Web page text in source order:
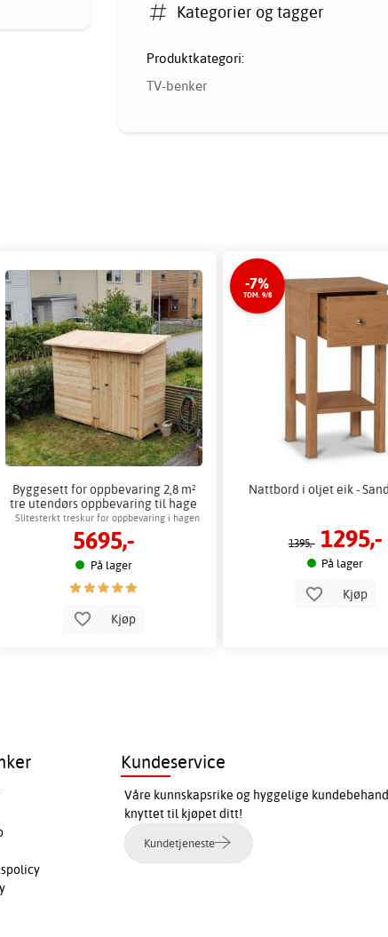
Kategorier og tagger
Produktkategori:
TV-benker
Byggesett for oppbevaring 2,8 m²
tre utendørs oppbevaring til hage
Slitesterkt treskur for oppbevaring i hagen
5695,-
På lager
Kjøp
-7%
TOM. 9/8
Nattbord i oljet eik -
1395,- 1295,-
På lager
Kjøp
Kundeservice
Våre kunnskapsrike og hyggelige
knyttet til kjøpet ditt!
Kundetjeneste